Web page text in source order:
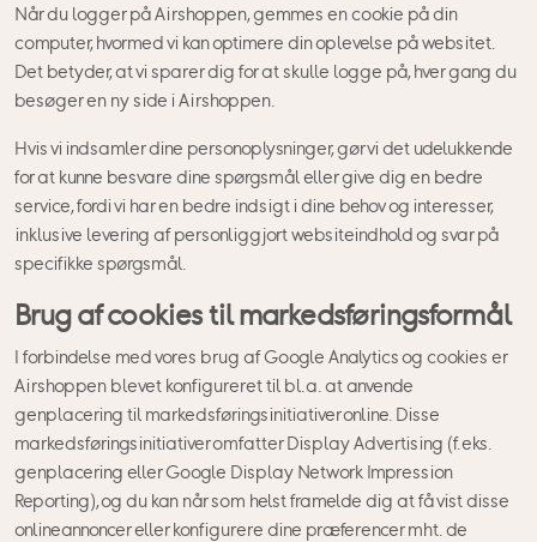
Når du logger på Airshoppen, gemmes en cookie på din
computer, hvormed vi kan optimere din oplevelse på websitet.
Det betyder, at vi sparer dig for at skulle logge på, hver gang du
besøger en ny side i Airshoppen.
Hvis vi indsamler dine personoplysninger, gør vi det udelukkende
for at kunne besvare dine spørgsmål eller give dig en bedre
service, fordi vi har en bedre indsigt i dine behov og interesser,
inklusive levering af personliggjort websiteindhold og svar på
specifikke spørgsmål.
Brug af cookies til markedsføringsformål
I forbindelse med vores brug af Google Analytics og cookies er
Airshoppen blevet konfigureret til bl.a. at anvende
genplacering til markedsføringsinitiativer online. Disse
markedsføringsinitiativer omfatter Display Advertising (f.eks.
genplacering eller Google Display Network Impression
Reporting), og du kan når som helst framelde dig at få vist disse
onlineannoncer eller konfigurere dine præferencer mht. de